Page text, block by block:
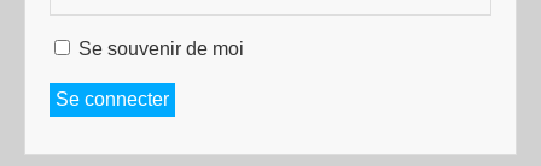
Se souvenir de moi
Se connecter